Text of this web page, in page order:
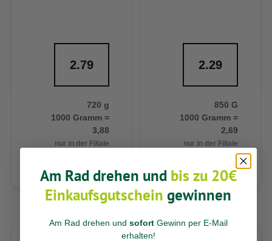
2.79
720 g
1000 Gramm =
3,88
nur in der Filiale
2.29
850 G
1000 Gramm =
2,69
nur in der Filiale
Am Rad drehen und bis zu 20€
Einkaufsgutschein gewinnen
Am Rad drehen und sofort Gewinn per E-Mail
erhalten!